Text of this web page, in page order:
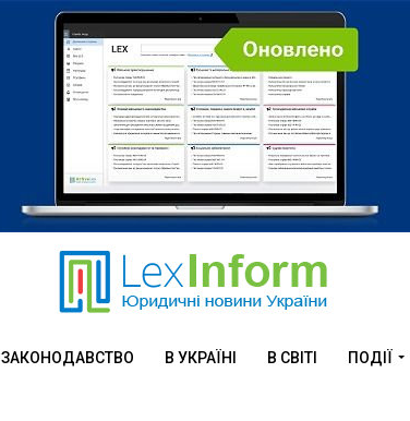
ЗАКОНОДАВСТВО В УКРАЇНІ В СВІТІ ПОДІЇ